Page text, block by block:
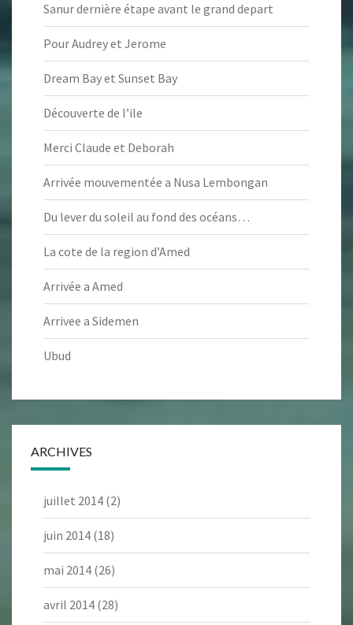
Sanur dernière étape avant le grand depart
Pour Audrey et Jerome
Dream Bay et Sunset Bay
Découverte de l’ile
Merci Claude et Deborah
Arrivée mouvementée a Nusa Lembongan
Du lever du soleil au fond des océans…
La cote de la region d’Amed
Arrivée a Amed
Arrivee a Sidemen
Ubud
ARCHIVES
juillet 2014 (2)
juin 2014 (18)
mai 2014 (26)
avril 2014 (28)